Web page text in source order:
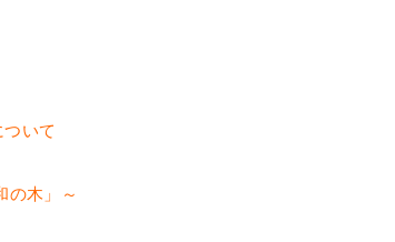
いて
の木」～